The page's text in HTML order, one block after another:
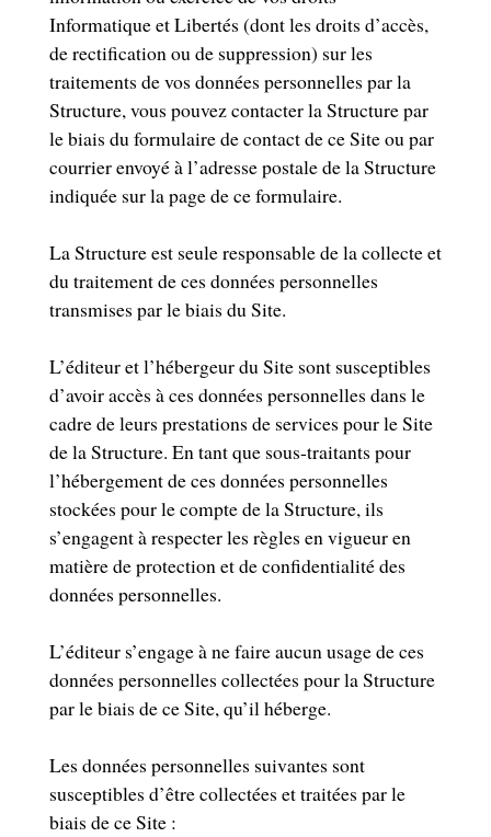
Informatique et Libertés (dont les droits d’accès,
de rectification ou de suppression) sur les
traitements de vos données personnelles par la
Structure, vous pouvez contacter la Structure par
le biais du formulaire de contact de ce Site ou par
courrier envoyé à l’adresse postale de la Structure
indiquée sur la page de ce formulaire.
La Structure est seule responsable de la collecte et
du traitement de ces données personnelles
transmises par le biais du Site.
L’éditeur et l’hébergeur du Site sont susceptibles
d’avoir accès à ces données personnelles dans le
cadre de leurs prestations de services pour le Site
de la Structure. En tant que sous-traitants pour
l’hébergement de ces données personnelles
stockées pour le compte de la Structure, ils
s’engagent à respecter les règles en vigueur en
matière de protection et de confidentialité des
données personnelles.
L’éditeur s’engage à ne faire aucun usage de ces
données personnelles collectées pour la Structure
par le biais de ce Site, qu’il héberge.
Les données personnelles suivantes sont
susceptibles d’être collectées et traitées par le
biais de ce Site :